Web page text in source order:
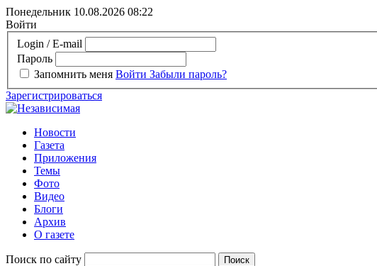
Понедельник 10.08.2026 08:22
Войти
Login / E-mail
Пароль
Запомнить меня Войти Забыли пароль?
Зарегистрироваться
Новости
Газета
Приложения
Темы
Фото
Видео
Блоги
Архив
О газете
Поиск по сайту